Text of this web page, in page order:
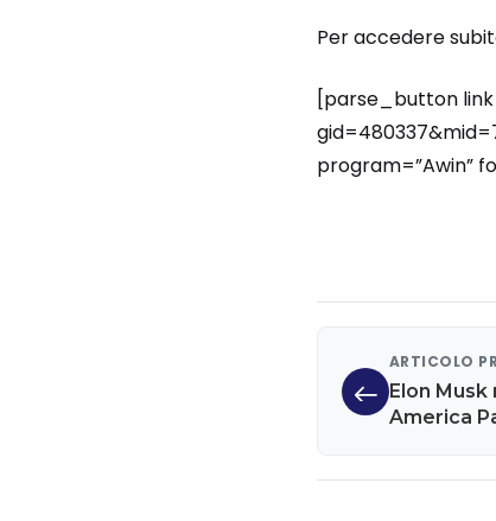
Per accedere
[parse_button
program=”Awin”
ARTICOLO
Elon Musk
America